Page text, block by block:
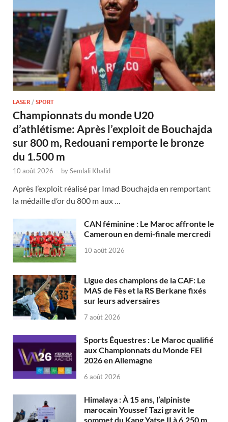
LASER / SPORT
Championnats du monde U20
d’athlétisme: Après l’exploit de Bouchajda
sur 800 m, Redouani remporte le bronze
du 1.500 m
10 août 2026 - bySemlali Khalid
Après l’exploit réalisé par Imad Bouchajda en remportant
la médaille d’or du 800 m aux …
CAN féminine : Le Maroc affronte le
Cameroun en demi-finale mercredi
10 août 2026
Ligue des champions de la CAF: Le
MAS de Fès et la RS Berkane fixés
sur leurs adversaires
7 août 2026
Sports Équestres : Le Maroc qualifié
aux Championnats du Monde FEI
2026 en Allemagne
6 août 2026
Himalaya : À 15 ans, l’alpiniste
marocain Youssef Tazi gravit le
sommet du Kang Yatse II à 6.250 m